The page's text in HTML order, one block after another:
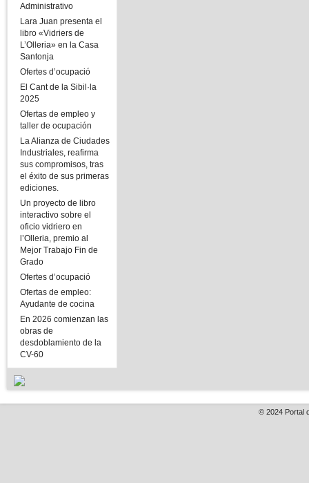
Administrativo
Lara Juan presenta el
libro «Vidriers de
L’Olleria» en la Casa
Santonja
Ofertes d’ocupació
El Cant de la Sibil·la
2025
Ofertas de empleo y
taller de ocupación
La Alianza de Ciudades
Industriales, reafirma
sus compromisos, tras
el éxito de sus primeras
ediciones.
Un proyecto de libro
interactivo sobre el
oficio vidriero en
l’Olleria, premio al
Mejor Trabajo Fin de
Grado
Ofertes d’ocupació
Ofertas de empleo:
Ayudante de cocina
En 2026 comienzan las
obras de
desdoblamiento de la
CV-60
© 2024 Portal